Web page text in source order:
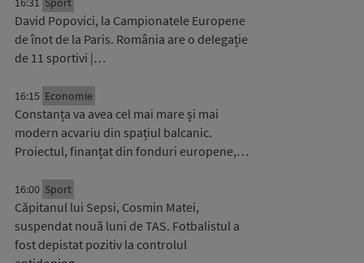
David Popovici, la Campionatele Europene
de înot de la Paris. România are o delegație
de 11 sportivi |…
16:15 Economie
Constanța va avea cel mai mare și mai
modern acvariu din spațiul balcanic.
Proiectul, finanțat din fonduri europene,…
16:00 Sport
Căpitanul lui Sepsi, Cosmin Matei,
suspendat nouă luni de TAS. Fotbalistul a
fost depistat pozitiv la controlul